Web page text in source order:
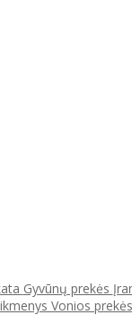
Gyvūnų prekės
Vonios prekės